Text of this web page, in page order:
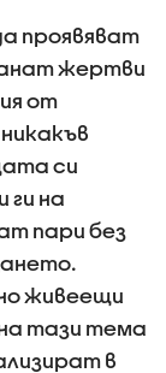
проявяват
жертви
от
си
ги на
пари без
живеещи
тази тема
в